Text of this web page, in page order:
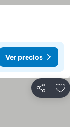
Ver precios
Compartir